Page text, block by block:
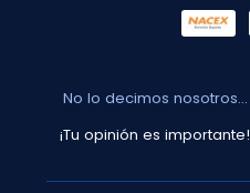
No lo decimos nosotros...
¡Tu opinión es importante!